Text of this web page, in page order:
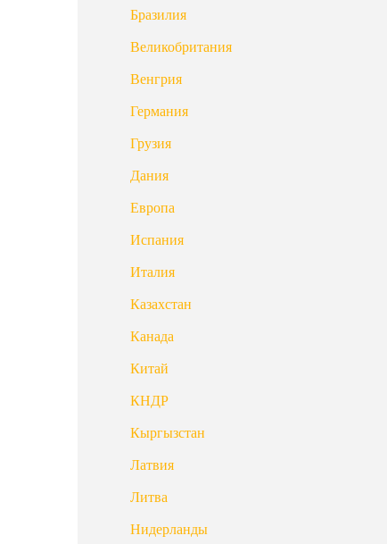
Бразилия
Великобритания
Венгрия
Германия
Грузия
Дания
Европа
Испания
Италия
Казахстан
Канада
Китай
КНДР
Кыргызстан
Латвия
Литва
Нидерланды